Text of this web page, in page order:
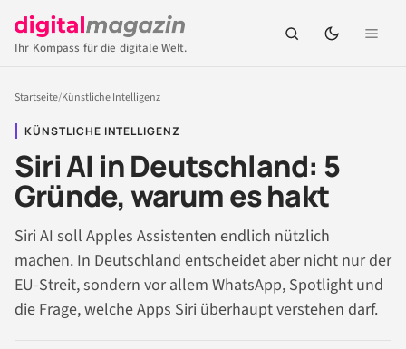
Ihr Kompass für die digitale Welt.
Startseite/Künstliche Intelligenz
KÜNSTLICHE INTELLIGENZ
Siri AI in Deutschland: 5
Gründe, warum es hakt
Siri AI soll Apples Assistenten endlich nützlich
machen. In Deutschland entscheidet aber nicht nur der
EU-Streit, sondern vor allem WhatsApp, Spotlight und
die Frage, welche Apps Siri überhaupt verstehen darf.